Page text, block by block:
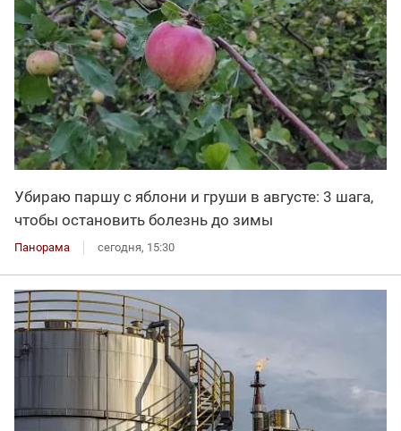
Убираю паршу с яблони и груши в августе: 3 шага,
чтобы остановить болезнь до зимы
Панорама сегодня, 15:30